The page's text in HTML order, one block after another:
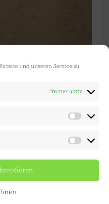
und unseren Service zu
Immer aktiv